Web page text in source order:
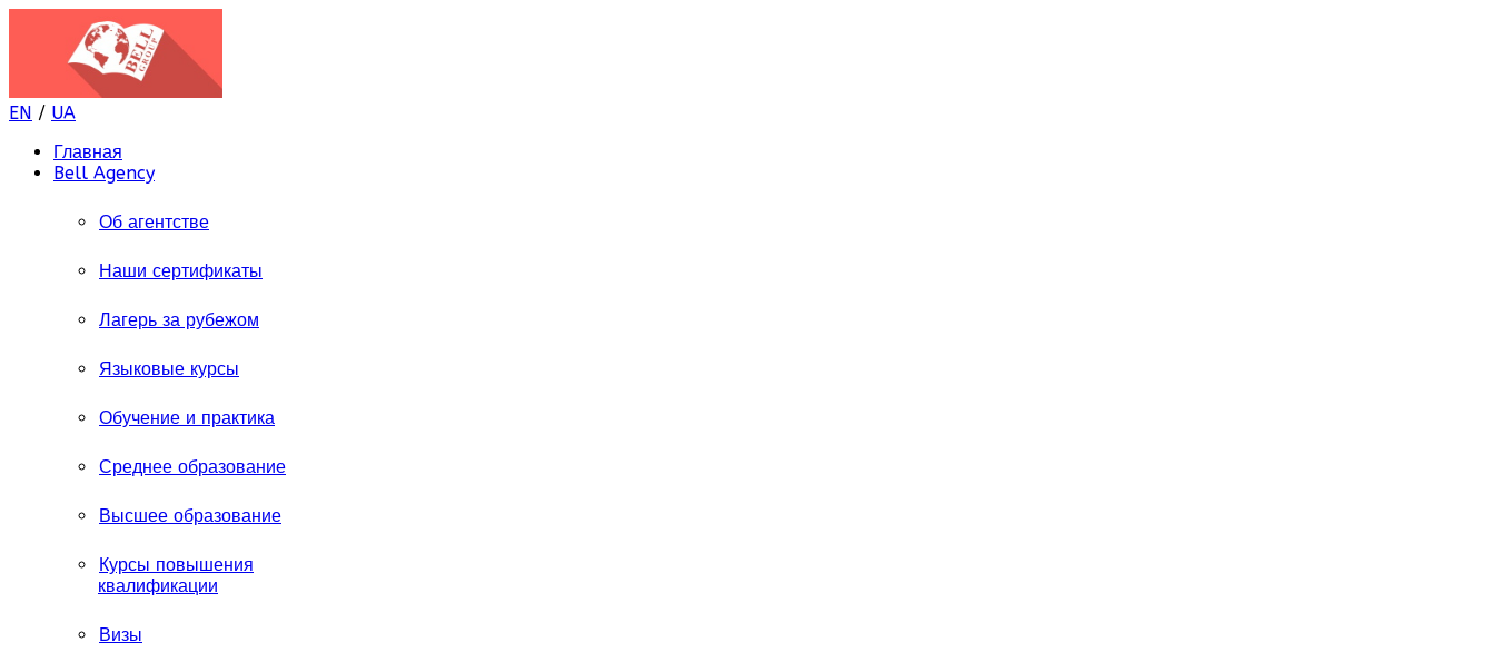
EN / UA
Главная
Bell Agency
Об агентстве
Наши сертификаты
Лагерь за рубежом
Языковые курсы
Обучение и практика
Среднее образование
Высшее образование
Курсы повышения
квалификации
Визы